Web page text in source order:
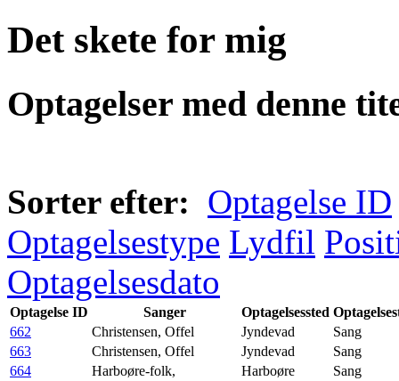
Det skete for mig
Optagelser med denne
Sorter efter: Optagelse ID
Optagelsestype Lydfil
Optagelsesdato
Optagelse ID Sanger Optagelsessted
662
Christensen, Offel Jyndevad
Sang
663
Christensen, Offel Jyndevad
Sang
664
Harboøre-folk, Harboøre
Sang